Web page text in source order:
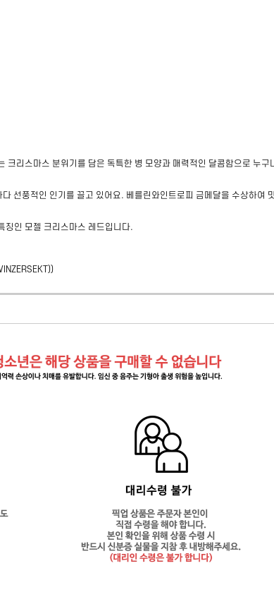
크리스마스 분위기를 담은 독특한 병 모양과 매력적인 달콤함으로 누
선풍적인 인기를 끌고 있어요. 베를린와인트로피 금메달을 수상하여
징인 모젤 크리스마스 레드입니다.
)